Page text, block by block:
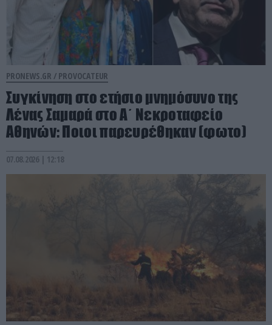
PRONEWS.GR / PROVOCATEUR
Συγκίνηση στο ετήσιο μνημόσυνο της
Λένας Σαμαρά στο Α΄ Νεκροταφείο
Αθηνών: Ποιοι παρευρέθηκαν (φωτο)
07.08.2026 | 12:18